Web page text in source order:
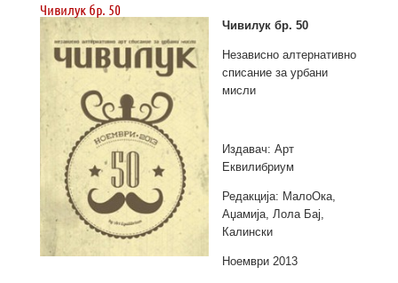
Чивилук бр. 50
Чивилук бр. 50
Независно алтернативно
списание за урбани
мисли
Издавач: Арт
Еквилибриум
Редакција: МалоОка,
Аџамија, Лола Бај,
Калински
Ноември 2013